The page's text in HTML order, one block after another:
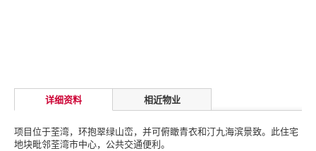
详细资料 相近物业
项目位于荃湾，环抱翠绿山峦，并可俯瞰青衣和汀九海滨景致。此住宅
地块毗邻荃湾市中心，公共交通便利。